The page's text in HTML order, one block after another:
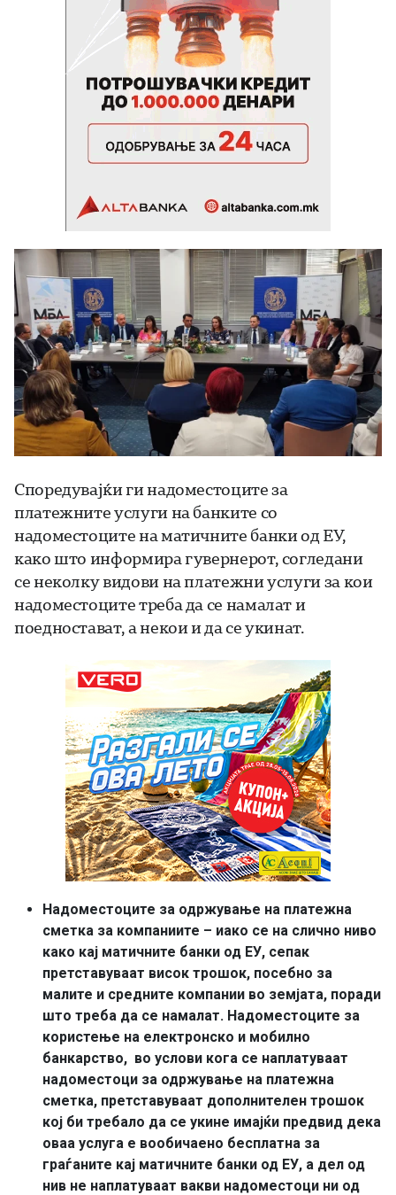
Споредувајќи ги надоместоците за
платежните услуги на банките со
надоместоците на матичните банки од ЕУ,
како што информира гувернерот, согледани
се неколку видови на платежни услуги за кои
надоместоците треба да се намалат и
поедностават, а некои и да се укинат.
Надоместоците за одржување на платежна
сметка за компаниите – иако се на слично ниво
како кај матичните банки од ЕУ, сепак
претставуваат висок трошок, посебно за
малите и средните компании во земјата, поради
што треба да се намалат. Надоместоците за
користење на електронско и мобилно
банкарство, во услови кога се наплатуваат
надоместоци за одржување на платежна
сметка, претставуваат дополнителен трошок
кој би требало да се укине имајќи предвид дека
оваа услуга е вообичаено бесплатна за
граѓаните кај матичните банки од ЕУ, а дел од
нив не наплатуваат вакви надоместоци ни од